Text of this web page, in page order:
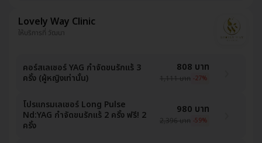
Lovely Way Clinic
ให้บริการที่ วัฒนา
คอร์สเลเซอร์ YAG กำจัดขนรักแร้ 3
ครั้ง (ผู้หญิงเท่านั้น)
808 บาท
1,111 บาท -27%
โปรแกรมเลเซอร์ Long Pulse
Nd:YAG กำจัดขนรักแร้ 2 ครั้ง ฟรี! 2
ครั้ง
980 บาท
2,396 บาท -59%